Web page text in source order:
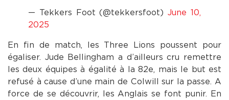
— Tekkers Foot (@tekkersfoot)June 10,
2025
En fin de match, les Three Lions poussent pour
égaliser. Jude Bellingham a d’ailleurs cru remettre
les deux équipes à égalité à la 82e, mais le but est
refusé à cause d’une main de Colwill sur la passe. A
force de se découvrir, les Anglais se font punir. En